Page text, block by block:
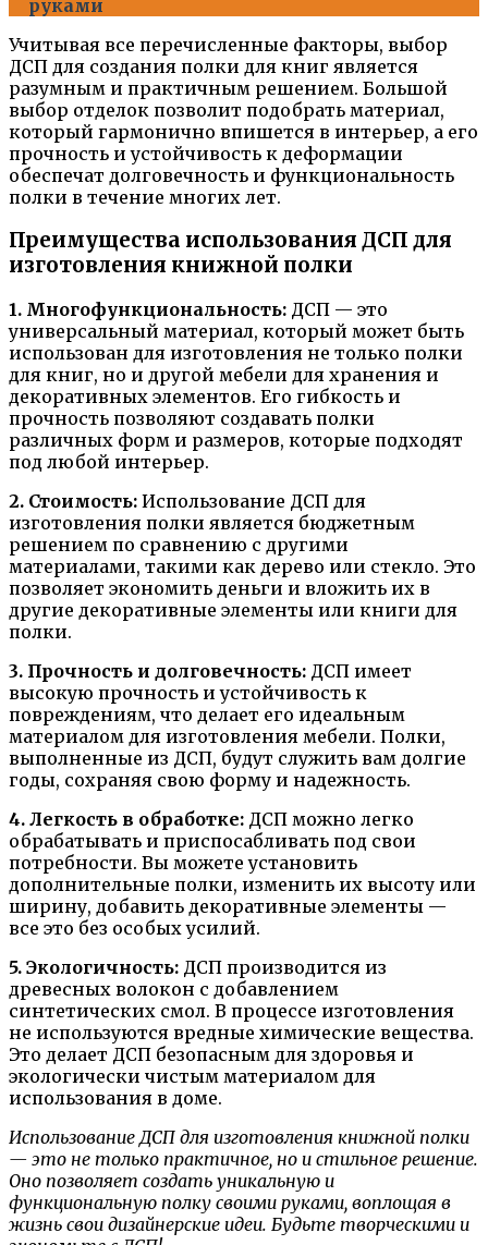
руками
Учитывая все перечисленные факторы, выбор
ДСП для создания полки для книг является
разумным и практичным решением. Большой
выбор отделок позволит подобрать материал,
который гармонично впишется в интерьер, а его
прочность и устойчивость к деформации
обеспечат долговечность и функциональность
полки в течение многих лет.
Преимущества использования ДСП для
изготовления книжной полки
1. Многофункциональность: ДСП — это
универсальный материал, который может быть
использован для изготовления не только полки
для книг, но и другой мебели для хранения и
декоративных элементов. Его гибкость и
прочность позволяют создавать полки
различных форм и размеров, которые подходят
под любой интерьер.
2. Стоимость: Использование ДСП для
изготовления полки является бюджетным
решением по сравнению с другими
материалами, такими как дерево или стекло. Это
позволяет экономить деньги и вложить их в
другие декоративные элементы или книги для
полки.
3. Прочность и долговечность: ДСП имеет
высокую прочность и устойчивость к
повреждениям, что делает его идеальным
материалом для изготовления мебели. Полки,
выполненные из ДСП, будут служить вам долгие
годы, сохраняя свою форму и надежность.
4. Легкость в обработке: ДСП можно легко
обрабатывать и приспосабливать под свои
потребности. Вы можете установить
дополнительные полки, изменить их высоту или
ширину, добавить декоративные элементы —
все это без особых усилий.
5. Экологичность: ДСП производится из
древесных волокон с добавлением
синтетических смол. В процессе изготовления
не используются вредные химические вещества.
Это делает ДСП безопасным для здоровья и
экологически чистым материалом для
использования в доме.
Использование ДСП для изготовления книжной полки
— это не только практичное, но и стильное решение.
Оно позволяет создать уникальную и
функциональную полку своими руками, воплощая в
жизнь свои дизайнерские идеи. Будьте творческими и